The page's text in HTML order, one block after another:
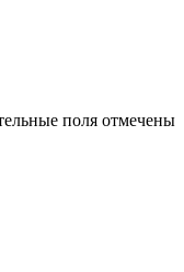
поля отмечены